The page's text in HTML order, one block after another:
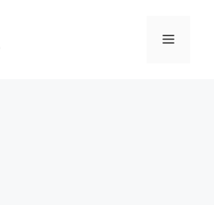
Menu